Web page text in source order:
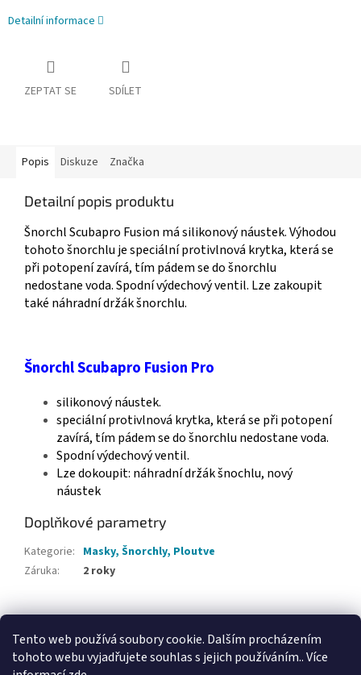
Tento web používá soubory cookie. Dalším procházením
tohoto webu vyjadřujete souhlas s jejich používáním.. Více
Detailní informace
ZEPTAT SE SDÍLET
Popis Diskuze Značka
Detailní popis produktu
Šnorchl Scubapro Fusion má silikonový náustek. Výhodou
tohoto šnorchlu je speciální protivlnová krytka, která se
při potopení zavírá, tím pádem se do šnorchlu
nedostane voda. Spodní výdechový ventil. Lze zakoupit
také náhradní držák šnorchlu.
Šnorchl Scubapro Fusion Pro
silikonový náustek.
speciální protivlnová krytka, která se při potopení
zavírá, tím pádem se do šnorchlu nedostane voda.
Spodní výdechový ventil.
Lze dokoupit: náhradní držák šnochlu, nový
náustek
Doplňkové parametry
Kategorie: Masky, Šnorchly, Ploutve
Záruka: 2 roky
Z
Webové stránky Divecentra CZ